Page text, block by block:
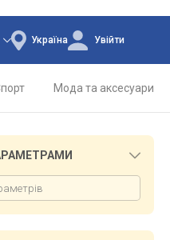
Україна Увійти
Мода та аксесуари